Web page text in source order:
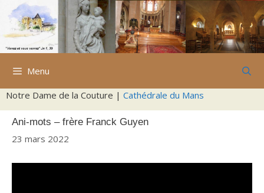
Aller
contenu
Menu
Notre Dame de la Couture | Cathédrale du Mans
Ani-mots – frère Franck Guyen
23 mars 2022